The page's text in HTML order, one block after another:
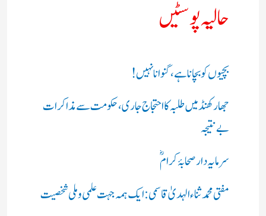
حالیہ پوسٹیں
بچیوں کو بچانا ہے، گنوانا نہیں!
جھارکھنڈ میں طلبہ کا احتجاج جاری، حکومت سے مذاکرات
بے نتیجہ
سرمایہ دار صحابۂ کرامؓ
مفتی محمد ثناء الہدیٰ قاسمی: ایک ہمہ جہت علمی و ملی شخصیت